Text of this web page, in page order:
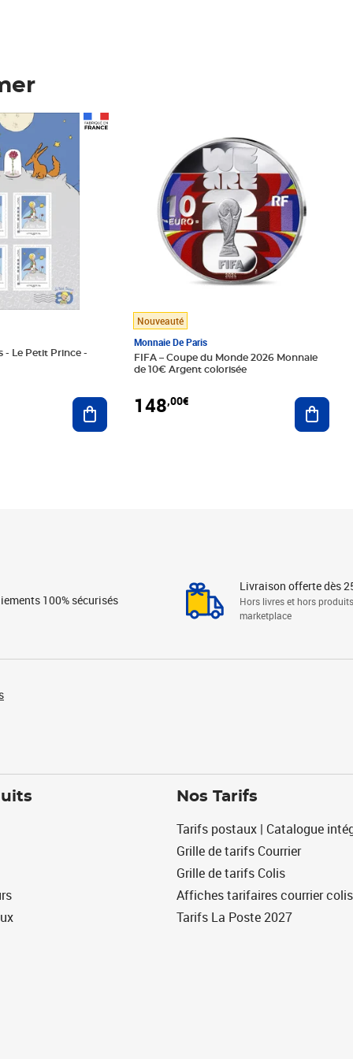
- Le Petit Prince -
Ajouter au panier
Nouveauté
Monnaie De Paris
FIFA – Coupe du Monde 2026 Monnaie
de 10€ Argent colorisée
148,00€
100% sécurisés
Livraison offerte dès
Hors livres et hors produits
marketplace
Nos Tarifs
Tarifs postaux | Catalogue
Grille de tarifs Courrier
Grille de tarifs Colis
Affiches tarifaires courrier colis
Tarifs La Poste 2027